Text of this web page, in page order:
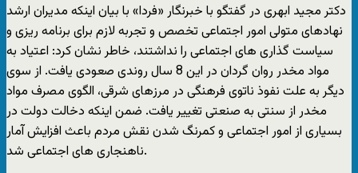
دکتر مجید ابهری در گفتگو با خبرنگار «فردا» با بیان اینکه مدیران ارشد
نهادهای متولی امور اجتماعی تخصص و تجربه لازم برای برنامه ریزی و
سیاست گذاری های اجتماعی را نداشتند، خاطر نشان کرد: اعتیاد به
مواد مخدر روان گردان در این 8 سال روندی صعودی یافت. از سوی
دیگر به علت نفوذ ناتوی فرهنگی در مرزهای شرقی، الگوی مصرف مواد
مخدر از سنتی به صنعتی تغییر یافت. ضمن اینکه دخالت دولت در
بسیاری از امور اجتماعی و کمرنگ شدن نقش مردم باعث افزایش آمار
ناهنجاری های اجتماعی شد.